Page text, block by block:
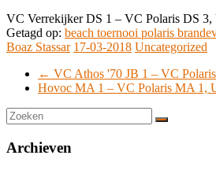
VC Verrekijker DS 1 – VC Polaris DS 3,
Getagd op: beach toernooi polaris
Boaz Stassar 17-03-2018 Uncategorized
← VC Athos '70 JB 1 – VC
Hovoc MA 1 – VC Polaris MA 1,
Archieven